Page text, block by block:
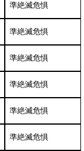
準絶滅危惧
準絶滅危惧
準絶滅危惧
準絶滅危惧
準絶滅危惧
準絶滅危惧